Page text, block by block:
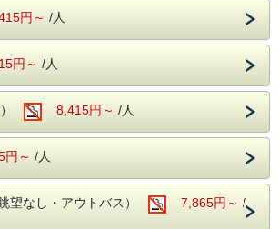
カラオケ・卓球は当日フロントにて事前
制となります。お気軽にお申し付けくだ
。）
ックイン・チェックアウト
ェックインは15時！
付プランの場合、夕食バイキングの
時間の都合上、18時までにご到着くださ
材にこだわった和・洋・中のバイキング料理
、アルコール・ソフトドリンク飲み放題！
間については当日ホテルへ直接お問合せ下さい。
036-780）
食>
バイキング ソフトドリンク飲み放題！
場>
場を分散しご用意しております。ご到着の際は直接フロ
近くまでお車でお越しください。
自慢の大自然に囲まれた露天風呂や広々とした大浴場
かな緑と温泉が、旅の疲れを優しく癒してくれます。
、館内にはカラオケルームや卓球コーナーも完備！ご
ご友人と、夜まで思いっきりお楽しみいただけます。
ラオケ・卓球は当日フロントにて事前予約制となりま
お気軽にお申し付けください。）
ックイン・チェックアウト
付プランの場合、夕食バイキングの営業時間の都合
ックアウトは嬉しい11時！
年7月18日(土)～2026年8月29日(土)のご宿泊はチ
クアウト時刻が10：00迄となります。
円～ /人
円～ /人
） 8,415円～ /人
円～ /人
望なし・アウトバス） 7,865円～ /